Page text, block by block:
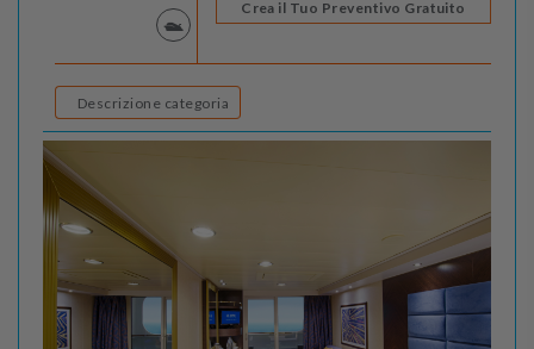
Crea il Tuo Preventivo Gratuito
Descrizione categoria